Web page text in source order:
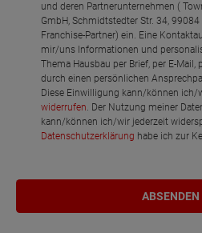
und deren Partnerunternehmen (
GmbH, Schmidtstedter Str. 34,
Franchise-Partner) ein. Eine
mir/uns Informationen und
Thema Hausbau per Brief, per E-Mail,
durch einen persönlichen
Diese Einwilligung kann/können
widerrufen. Der Nutzung meiner
kann/können ich/wir jederzeit
Datenschutzerklärung habe ich zur